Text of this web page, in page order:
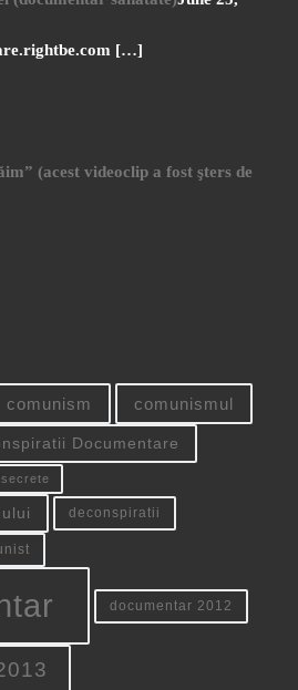
[…]
(acest videoclip a fost şters de
comunism comunismul
Documentare
deconspiratii
documentar 2012